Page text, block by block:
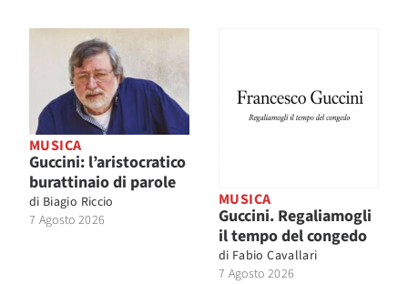
MUSICA
Guccini: l’aristocratico
burattinaio di parole
di Biagio Riccio
7 Agosto 2026
MUSICA
Guccini. Regaliamogli
il tempo del congedo
di Fabio Cavallari
7 Agosto 2026